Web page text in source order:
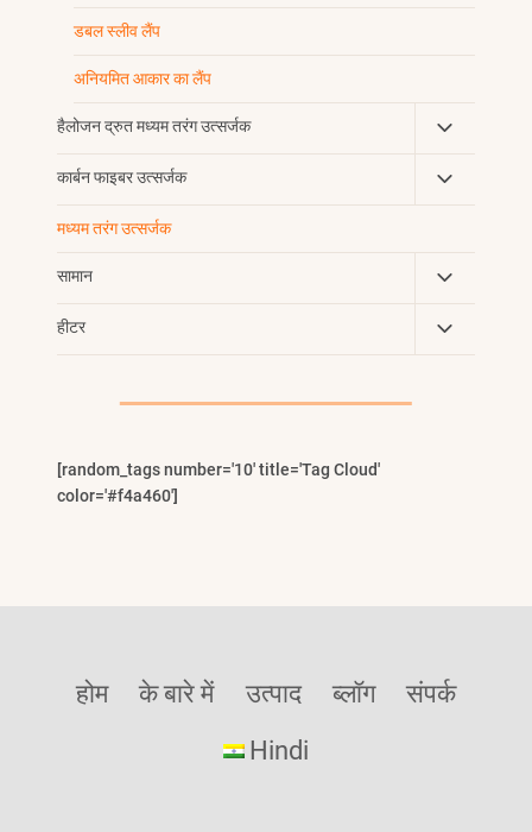
डबल स्लीव लैंप
अनियमित आकार का लैंप
हैलोजन द्रुत मध्यम तरंग उत्सर्जक
Toggle
Menu
कार्बन फाइबर उत्सर्जक
Toggle
मध्यम तरंग उत्सर्जक
सामान
Toggle
Menu
हीटर
Toggle
[random_tags number='10' title='Tag Cloud'
color='#f4a460']
होम के बारे में उत्पाद ब्लॉग
संपर्क
Hindi